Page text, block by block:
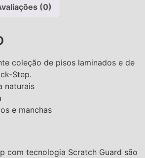
(0)
coleção de pisos laminados e de
Step.
naturais
e manchas
com tecnologia Scratch Guard são